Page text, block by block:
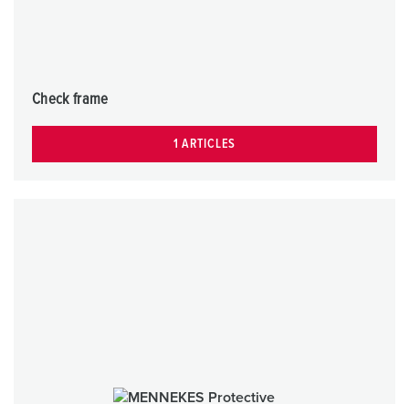
Check frame
1 ARTICLES